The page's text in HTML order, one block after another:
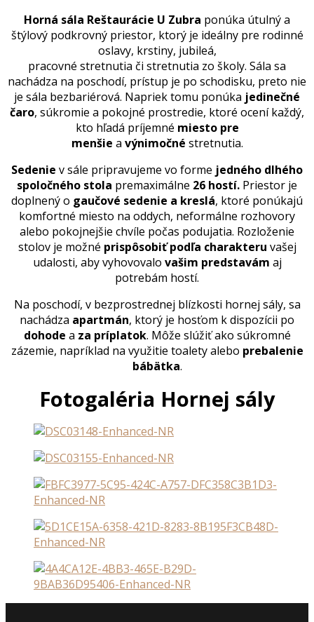
Horná sála Reštaurácie U Zubra ponúka útulný a
štýlový podkrovný priestor, ktorý je ideálny pre rodinné
oslavy, krstiny, jubileá,
pracovné stretnutia či stretnutia zo školy. Sála sa
nachádza na poschodí, prístup je po schodisku, preto nie
je sála bezbariérová. Napriek tomu ponúka jedinečné
čaro, súkromie a pokojné prostredie, ktoré ocení každý,
kto hľadá príjemné miesto pre
menšie a výnimočné stretnutia.
Sedenie v sále pripravujeme vo forme jedného dlhého
spoločného stola premaximálne 26 hostí. Priestor je
doplnený o gaučové sedenie a kreslá, ktoré ponúkajú
komfortné miesto na oddych, neformálne rozhovory
alebo pokojnejšie chvíle počas podujatia. Rozloženie
stolov je možné prispôsobiť podľa charakteru vašej
udalosti, aby vyhovovalo vašim predstavám aj
potrebám hostí.
Na poschodí, v bezprostrednej blízkosti hornej sály, sa
nachádza apartmán, ktorý je hosťom k dispozícii po
dohode a za príplatok. Môže slúžiť ako súkromné
zázemie, napríklad na využitie toalety alebo prebalenie
bábätka.
Fotogaléria Hornej sály